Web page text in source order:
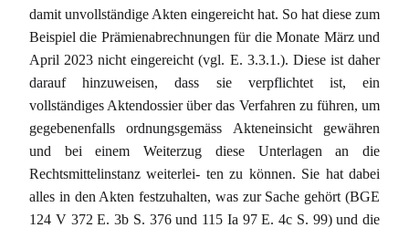
damit unvollständige Akten eingereicht hat. So hat diese zum
Beispiel die Prämienabrechnungen für die Monate März und
April 2023 nicht eingereicht (vgl. E. 3.3.1.). Diese ist daher
darauf hinzuweisen, dass sie verpflichtet ist, ein
vollständiges Aktendossier über das Verfahren zu führen, um
gegebenenfalls ordnungsgemäss Akteneinsicht gewähren
und bei einem Weiterzug diese Unterlagen an die
Rechtsmittelinstanz weiterlei- ten zu können. Sie hat dabei
alles in den Akten festzuhalten, was zur Sache gehört (BGE
124 V 372 E. 3b S. 376 und 115 Ia 97 E. 4c S. 99) und die